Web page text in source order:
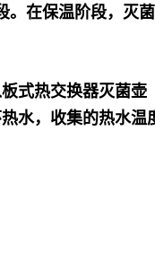
在保温阶段，
式热交换器灭菌壶
水，收集的热水